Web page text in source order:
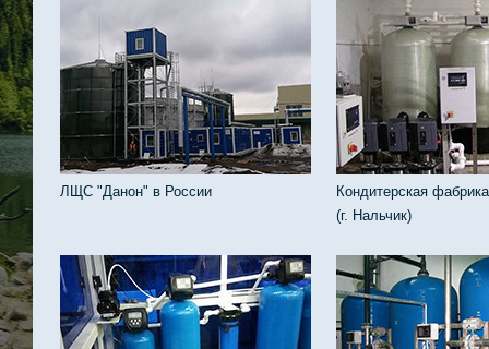
ЛЩС "Данон" в России
Кондитерская
(г. Нальчик)